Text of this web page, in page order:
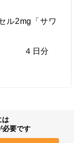
2mg「サワ
日分
は
必要です